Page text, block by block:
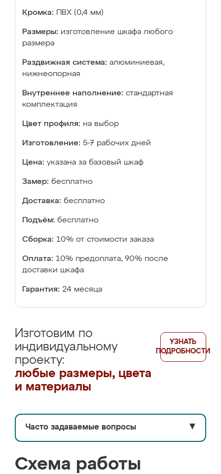
Кромка: ПВХ (0,4 мм)
Размеры: изготовление шкафа любого
размера
Раздвижная система: алюминиевая,
нижнеопорная
Внутреннее наполнение: стандартная
комплектация
Цвет профиля: на выбор
Изготовление: 5-7 рабочих дней
Цена: указана за базовый шкаф
Замер: бесплатно
Доставка: бесплатно
Подъём: бесплатно
Сборка: 10% от стоимости заказа
Оплата: 10% предоплата, 90% после
доставки шкафа
Гарантия: 24 месяца
Изготовим по
индивидуальному
проекту:
любые размеры, цвета
и материалы
УЗНАТЬ
ПОДРОБНОСТИ
Часто задаваемые вопросы ▼
Схема работы